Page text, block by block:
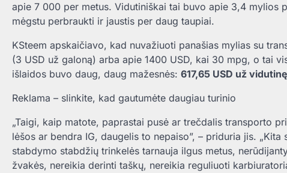
apie 7 000 per metus. Vidutiniškai tai buvo apie 3,4 mylios
mėgstu perbraukti ir jaustis per daug taupiai.
KSteem apskaičiavo, kad nuvažiuoti panašias mylias su
(3 USD už galoną) arba apie 1400 USD, kai 30 mpg, o tai
išlaidos buvo daug, daug mažesnės: 617,65 USD už
Reklama – slinkite, kad gautumėte daugiau turinio
„Taigi, kaip matote, paprastai pusė ar trečdalis transporto
lėšos ar bendra IG, daugelis to nepaiso”, – priduria jis.
stabdymo stabdžių trinkelės tarnauja ilgus metus,
žvakės, nereikia derinti taškų, nereikia reguliuoti